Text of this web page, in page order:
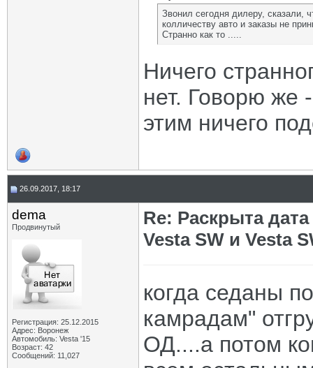
Звонил сегодня дилеру, сказали,
колличеству авто и заказы не
Странно как то .....
Ничего
нет. Говорю же
этим ничего
26.09.2017, 18:17
dema
Продвинутый
Регистрация: 25.12.2015
Адрес: Воронеж
Автомобиль: Vesta '15
Возраст: 42
Сообщений: 11,027
Re: Раскрыта
Vesta SW и Vesta
когда седаны
камрадам"
ОД....а потом